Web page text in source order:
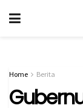
Home Berita